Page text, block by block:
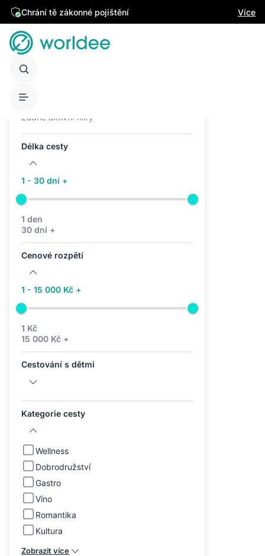
Chrání tě zákonné pojištění Více
Žádné aktivní filtry
Délka cesty
1 - 30 dní +
1 den
30 dní +
Cenové rozpětí
1 - 15 000 Kč +
1 Kč
15 000 Kč +
Cestování s dětmi
Kategorie cesty
Wellness
Dobrodružství
Gastro
Víno
Romantika
Kultura
Zobrazit více